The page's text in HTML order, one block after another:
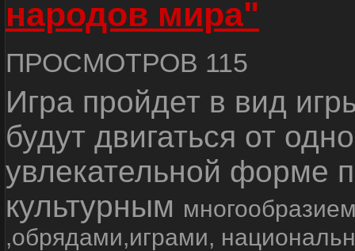
народов мира"
ПРОСМОТРОВ 115
Игра пройдет в вид
будут двигаться от
увлекательной форме
культурным
,обрядами,играми,